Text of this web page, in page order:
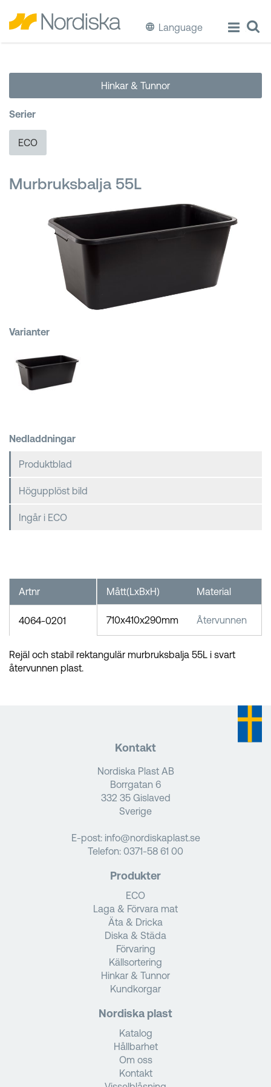
Language
Laga & Förvara mat
Förvaring
Källsortering
Hinkar & Tunnor
Kundkorgar
Hinkar & Tunnor
Serier
ECO
Murbruksbalja 55L
Varianter
Nedladdningar
Produktblad
Högupplöst bild
Ingår i ECO
Mått(LxBxH) Material
710x410x290mm Återvunnen
Artnr
4064-0201
Rejäl och stabil rektangulär murbruksbalja 55L i svart
återvunnen plast.
Kontakt
Nordiska Plast AB
Borrgatan 6
332 35 Gislaved
Sverige
E-post: info@nordiskaplast.se
Telefon: 0371-58 61 00
Produkter
ECO
Laga & Förvara mat
Äta & Dricka
Diska & Städa
Förvaring
Källsortering
Hinkar & Tunnor
Kundkorgar
Nordiska plast
Katalog
Hållbarhet
Om oss
Kontakt